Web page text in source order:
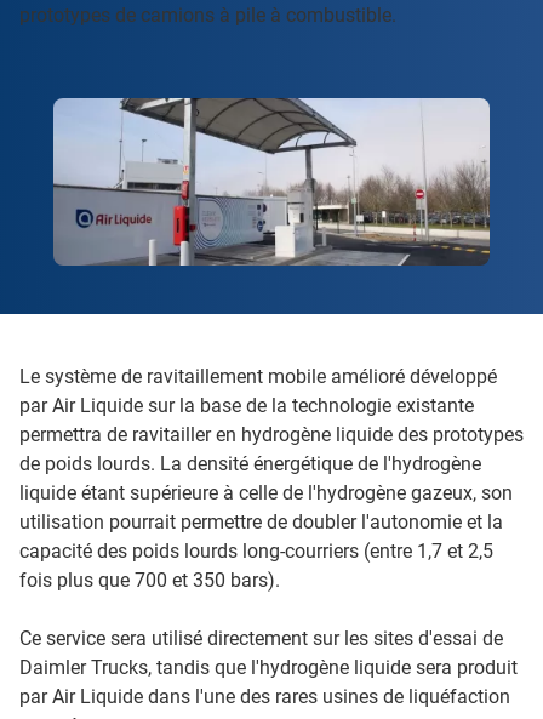
prototypes de camions à pile à combustible.
Le système de ravitaillement mobile amélioré développé
par Air Liquide sur la base de la technologie existante
permettra de ravitailler en hydrogène liquide des prototypes
de poids lourds. La densité énergétique de l'hydrogène
liquide étant supérieure à celle de l'hydrogène gazeux, son
utilisation pourrait permettre de doubler l'autonomie et la
capacité des poids lourds long-courriers (entre 1,7 et 2,5
fois plus que 700 et 350 bars).
Ce service sera utilisé directement sur les sites d'essai de
Daimler Trucks, tandis que l'hydrogène liquide sera produit
par Air Liquide dans l'une des rares usines de liquéfaction